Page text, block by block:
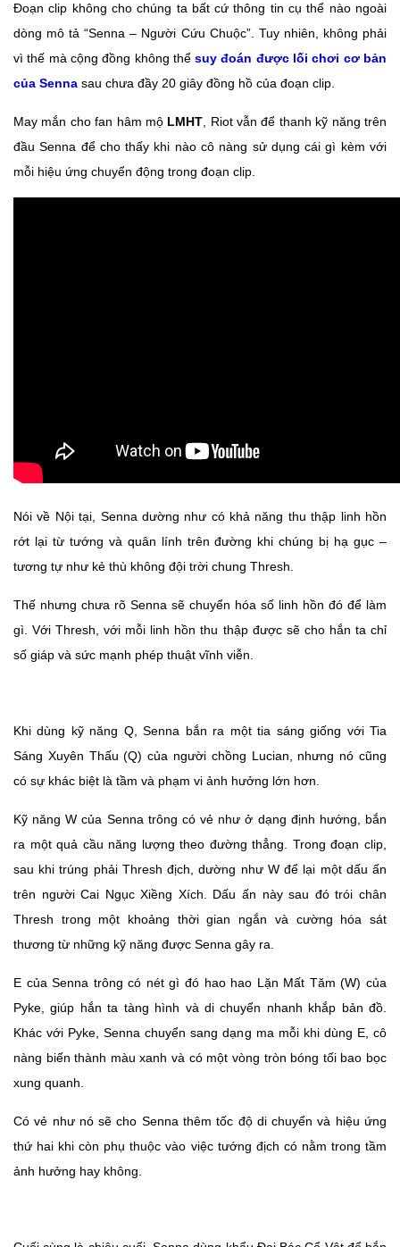
Đoạn clip không cho chúng ta bất cứ thông tin cụ thể nào ngoài
dòng mô tả “Senna – Người Cứu Chuộc”. Tuy nhiên, không phải
vì thế mà cộng đồng không thểsuy đoán được lối chơi cơ bản
của Senna sau chưa đầy 20 giây đồng hồ của đoạn clip.
May mắn cho fan hâm mộ LMHT , Riot vẫn để thanh kỹ năng trên
đầu Senna để cho thấy khi nào cô nàng sử dụng cái gì kèm với
mỗi hiệu ứng chuyển động trong đoạn clip.
Nói về Nội tại, Senna dường như có khả năng thu thập linh hồn
rớt lại từ tướng và quân lính trên đường khi chúng bị hạ gục –
tương tự như kẻ thù không đội trời chung Thresh.
Thế nhưng chưa rõ Senna sẽ chuyển hóa số linh hồn đó để làm
gì. Với Thresh, với mỗi linh hồn thu thập được sẽ cho hắn ta chỉ
số giáp và sức mạnh phép thuật vĩnh viễn.
Khi dùng kỹ năng Q, Senna bắn ra một tia sáng giống với Tia
Sáng Xuyên Thấu (Q) của người chồng Lucian, nhưng nó cũng
có sự khác biệt là tầm và phạm vi ảnh hưởng lớn hơn.
Kỹ năng W của Senna trông có vẻ như ở dạng định hướng, bắn
ra một quả cầu năng lượng theo đường thẳng. Trong đoạn clip,
sau khi trúng phải Thresh địch, dường như W để lại một dấu ấn
trên người Cai Ngục Xiềng Xích. Dấu ấn này sau đó trói chân
Thresh trong một khoảng thời gian ngắn và cường hóa sát
thương từ những kỹ năng được Senna gây ra.
E của Senna trông có nét gì đó hao hao Lặn Mất Tăm (W) của
Pyke, giúp hắn ta tàng hình và di chuyển nhanh khắp bản đồ.
Khác với Pyke, Senna chuyển sang dạng ma mỗi khi dùng E, cô
nàng biến thành màu xanh và có một vòng tròn bóng tối bao bọc
xung quanh.
Có vẻ như nó sẽ cho Senna thêm tốc độ di chuyển và hiệu ứng
thứ hai khi còn phụ thuộc vào việc tướng địch có nằm trong tầm
ảnh hưởng hay không.